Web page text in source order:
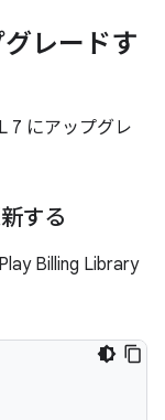
レードす
7 にアップグレ
する
Billing Library